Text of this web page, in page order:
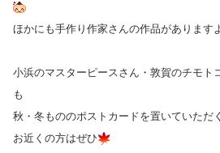
ほかにも手作り作家さんの作品があります
小浜のマスターピースさん・敦賀のチモト
も
秋・冬もののポストカードを置いていただ
お近くの方はぜひ